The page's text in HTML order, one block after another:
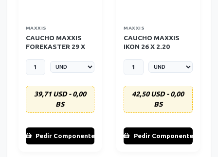
MAXXIS
CAUCHO MAXXIS
FOREKASTER 29 X
39,71 USD - 0,00
BS
Pedir Componente
MAXXIS
CAUCHO MAXXIS
IKON 26 X 2.20
42,50 USD - 0,00
BS
Pedir Componente